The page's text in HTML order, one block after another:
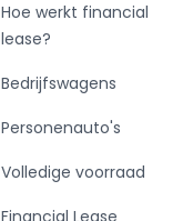
Hoe werkt financial
lease?
Bedrijfswagens
Personenauto's
Volledige voorraad
Financial Lease